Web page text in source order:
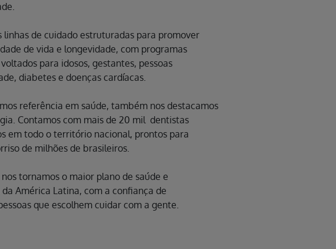
linhas de cuidado estruturadas para promover
de vida e longevidade, com programas
para idosos, gestantes, pessoas
diabetes e doenças cardíacas.
referência em saúde, também nos destacamos
Contamos com mais de 20 mil dentistas
em todo o território nacional, prontos para
de milhões de brasileiros.
nos tornamos o maior plano de saúde e
América Latina, com a confiança de
que escolhem cuidar com a gente.